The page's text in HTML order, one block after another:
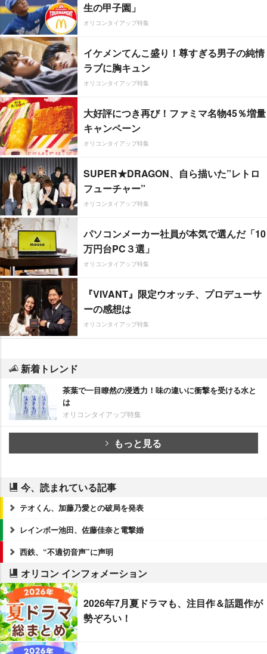
生の甲子園」
オリコンタイアップ特集
イケメンてんこ盛り！尊すぎる男子の純情
ラブに胸キュン
オリコンタイアップ特集
大好評につき再び！ファミマ名物45％増量
キャンペーン
オリコンタイアップ特集
SUPER★DRAGON、自ら描いた”レトロ
フューチャー”
オリコンタイアップ特集
パソコンメーカー社員が本気で選んだ「10
万円台PC３選」
オリコンタイアップ特集
『VIVANT』限定ウオッチ、プロデューサ
ーの感想は
オリコンタイアップ特集
新着トレンド
茶葉で一目瞭然の浸透力！味の違いに衝撃を受ける水と
は
オリコンタイアップ特集
もっと見る
今、読まれている記事
テオくん、加藤乃愛との破局を発表
レインボー池田、佐藤佳奈と電撃婚
西鉄、“不適切音声”に声明
オリコン インフォメーション
2026年7月夏ドラマも、注目作＆話題作が
勢ぞろい！